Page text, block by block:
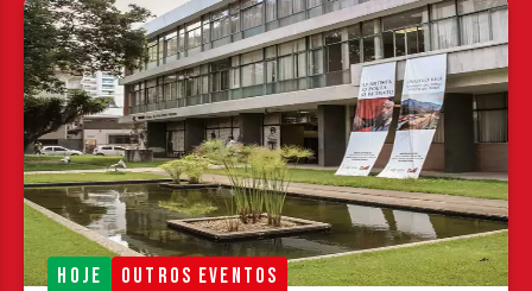
HOJE OUTROS EVENTOS